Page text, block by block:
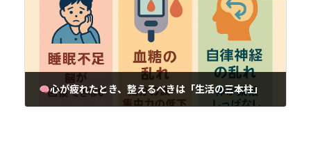
心が疲れたとき、整えるべきは「生活の三本柱」